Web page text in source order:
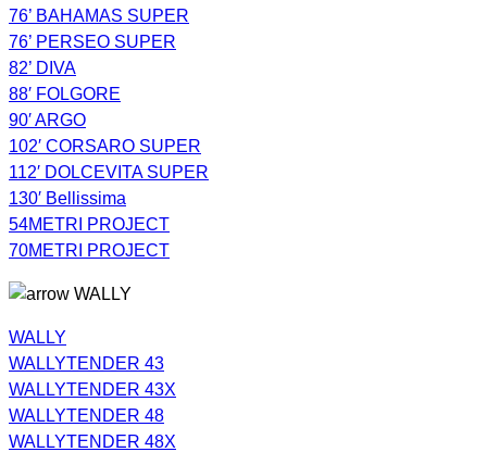
76’ BAHAMAS SUPER
76’ PERSEO SUPER
82’ DIVA
88′ FOLGORE
90′ ARGO
102′ CORSARO SUPER
112′ DOLCEVITA SUPER
130′ Bellissima
54METRI PROJECT
70METRI PROJECT
WALLY
WALLY
WALLYTENDER 43
WALLYTENDER 43X
WALLYTENDER 48
WALLYTENDER 48X